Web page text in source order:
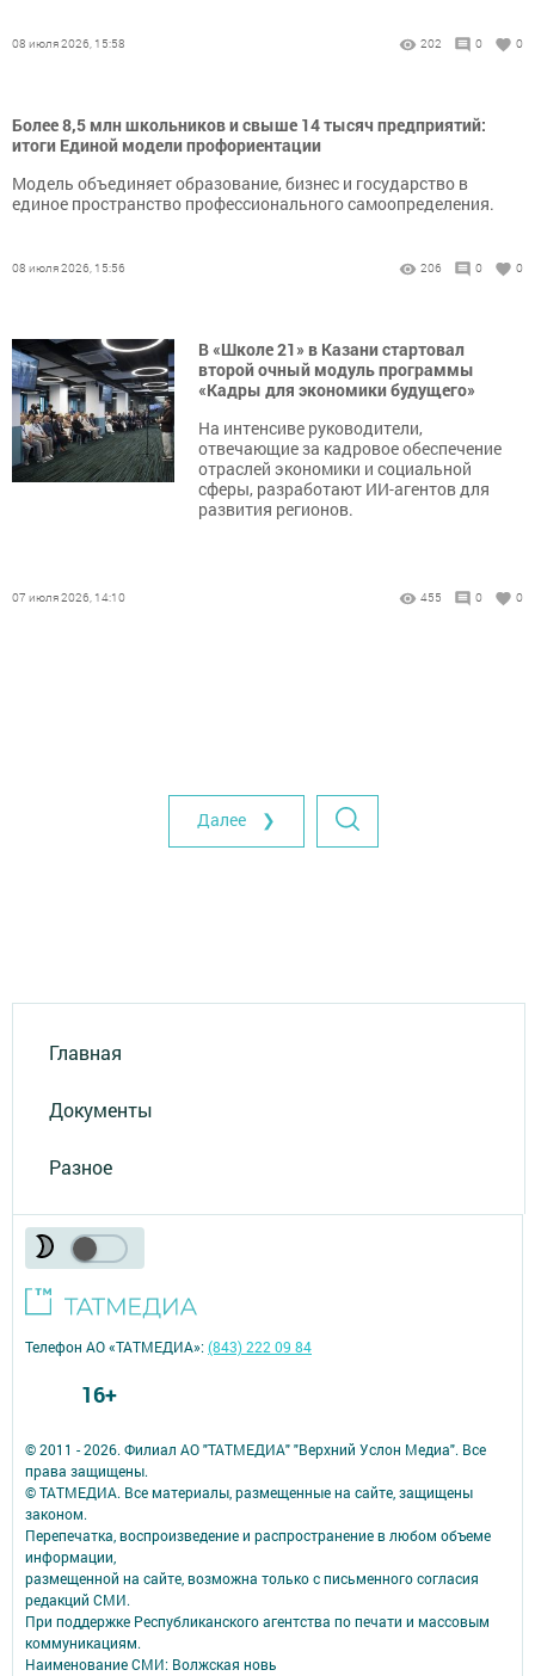
08 июля 2026, 15:58 202 0 0
Более 8,5 млн школьников и свыше 14 тысяч предприятий:
итоги Единой модели профориентации
Модель объединяет образование, бизнес и государство в
единое пространство профессионального самоопределения.
08 июля 2026, 15:56 206 0 0
В «Школе 21» в Казани стартовал
второй очный модуль программы
«Кадры для экономики будущего»
На интенсиве руководители,
отвечающие за кадровое обеспечение
отраслей экономики и социальной
сферы, разработают ИИ-агентов для
развития регионов.
07 июля 2026, 14:10 455 0 0
Далее ❯
Главная
Документы
Разное
© 2011 - 2026. Филиал АО "ТАТМЕДИА" "Верхний Услон Медиа". Все
права защищены.
© ТАТМЕДИА. Все материалы, размещенные на сайте, защищены
законом.
Перепечатка, воспроизведение и распространение в любом объеме
информации,
размещенной на сайте, возможна только с письменного согласия
редакций СМИ.
При поддержке Республиканского агентства по печати и массовым
коммуникациям.
Наименование СМИ: Волжская новь
Телефон АО «ТАТМЕДИА»:(843) 222 09 84
16+